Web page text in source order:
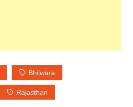
Bhilwara
Rajasthan